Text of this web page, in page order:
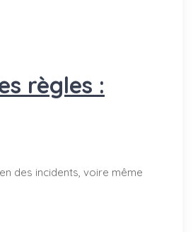
règles :
des incidents, voire même